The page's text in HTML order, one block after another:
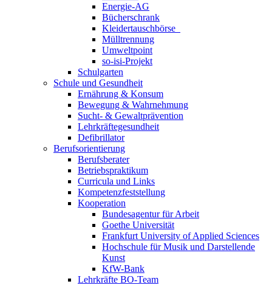
Energie-AG
Bücherschrank
Kleidertauschbörse
Mülltrennung
Umweltpoint
so-isi-Projekt
Schulgarten
Schule und Gesundheit
Ernährung & Konsum
Bewegung & Wahrnehmung
Sucht- & Gewaltprävention
Lehrkräftegesundheit
Defibrillator
Berufsorientierung
Berufsberater
Betriebspraktikum
Curricula und Links
Kompetenzfeststellung
Kooperation
Bundesagentur für Arbeit
Goethe Universität
Frankfurt University of Applied Sciences
Hochschule für Musik und Darstellende
Kunst
KfW-Bank
Lehrkräfte BO-Team